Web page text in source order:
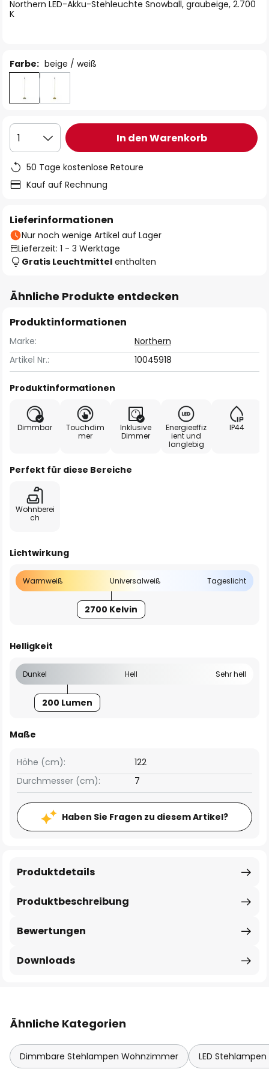
Northern LED-Akku-Stehleuchte Snowball, graubeige, 2.700
K
Farbe: beige / weiß
1 In den Warenkorb
50 Tage kostenlose Retoure
Kauf auf Rechnung
Lieferinformationen
Nur noch wenige Artikel auf Lager
Lieferzeit: 1 - 3 Werktage
Gratis Leuchtmittel enthalten
Ähnliche Produkte entdecken
Produktinformationen
Marke:
Northern
Artikel Nr.:
10045918
Produktinformationen
Dimmbar
Touchdim
mer
Inklusive
Dimmer
Energieeffiz
ient und
langlebig
IP44
Perfekt für diese Bereiche
Wohnberei
ch
Lichtwirkung
Warmweiß Universalweiß Tageslicht
2700 Kelvin
Helligkeit
Dunkel Hell Sehr hell
200 Lumen
Maße
Höhe (cm):
122
Durchmesser (cm):
7
Haben Sie Fragen zu diesem Artikel?
Produktbeschreibung
Produktdetails
Bewertungen
Downloads
Ähnliche Kategorien
Dimmbare Stehlampen Wohnzimmer LED